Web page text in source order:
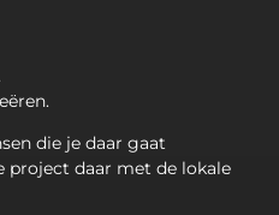
die je daar gaat
project daar met de lokale